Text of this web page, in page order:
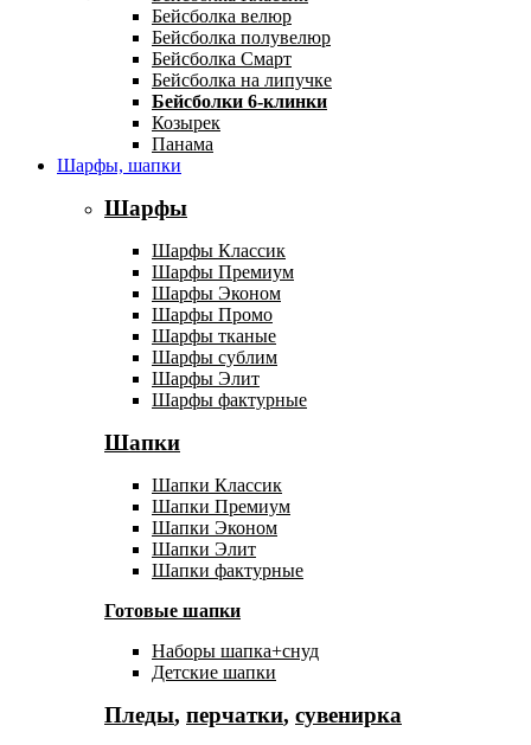
Бейсболка велюр
Бейсболка полувелюр
Бейсболка Смарт
Бейсболка на липучке
Бейсболки 6-клинки
Козырек
Панама
Шарфы, шапки
Шарфы
Шарфы Классик
Шарфы Премиум
Шарфы Эконом
Шарфы Промо
Шарфы тканые
Шарфы сублим
Шарфы Элит
Шарфы фактурные
Шапки
Шапки Классик
Шапки Премиум
Шапки Эконом
Шапки Элит
Шапки фактурные
Готовые шапки
Наборы шапка+снуд
Детские шапки
Пледы, перчатки, сувенирка